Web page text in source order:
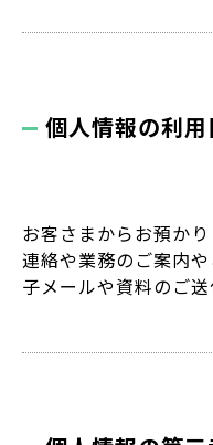
個人情報の利
お客さまからお預か
連絡や業務のご案内
子メールや資料のご送